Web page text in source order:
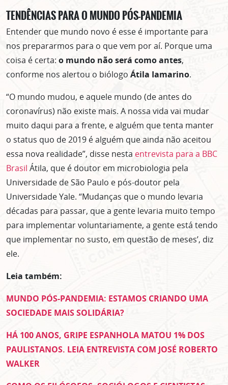
TENDÊNCIAS PARA O MUNDO PÓS-PANDEMIA
Entender que mundo novo é esse é importante para
nos prepararmos para o que vem por aí. Porque uma
coisa é certa: o mundo não será como antes,
conforme nos alertou o biólogo Átila Iamarino.
“O mundo mudou, e aquele mundo (de antes do
coronavírus) não existe mais. A nossa vida vai mudar
muito daqui para a frente, e alguém que tenta manter
o status quo de 2019 é alguém que ainda não aceitou
essa nova realidade”, disse nesta entrevista para a BBC
Brasil Átila, que é doutor em microbiologia pela
Universidade de São Paulo e pós-doutor pela
Universidade Yale. “Mudanças que o mundo levaria
décadas para passar, que a gente levaria muito tempo
para implementar voluntariamente, a gente está tendo
que implementar no susto, em questão de meses’, diz
ele.
Leia também:
MUNDO PÓS-PANDEMIA: ESTAMOS CRIANDO UMA
SOCIEDADE MAIS SOLIDÁRIA?
HÁ 100 ANOS, GRIPE ESPANHOLA MATOU 1% DOS
PAULISTANOS. LEIA ENTREVISTA COM JOSÉ ROBERTO
WALKER